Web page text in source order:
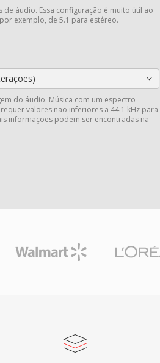
de áudio. Essa configuração é muito útil ao
exemplo, de 5.1 para estéreo.
do áudio. Música com um espectro
valores não inferiores a 44.1 kHz para
informações podem ser encontradas na